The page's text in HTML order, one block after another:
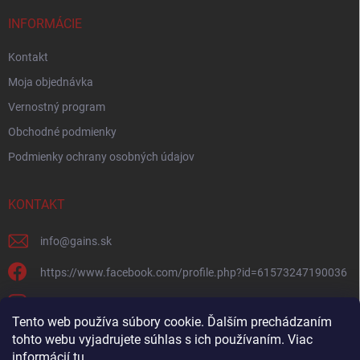
Tento web používa súbory cookie. Ďalším prechádzaním
tohto webu vyjadrujete súhlas s ich používaním. Viac
INFORMÁCIE
Kontakt
Moja objednávka
Vernostný program
Obchodné podmienky
Podmienky ochrany osobných údajov
KONTAKT
info@gains.sk
https://www.facebook.com/profile.php?id=61573247190036